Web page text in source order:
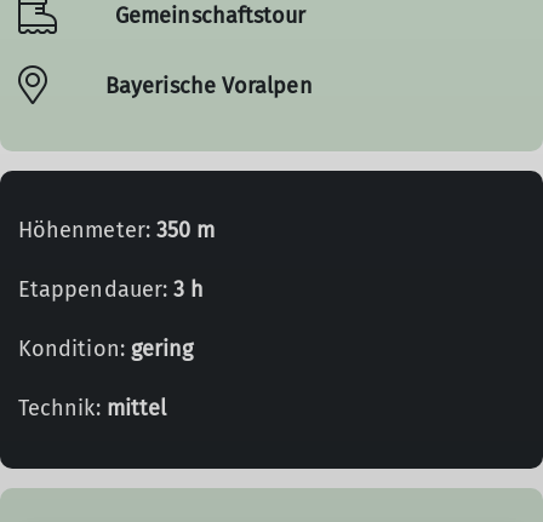
Gemeinschaftstour
Bayerische Voralpen
Höhenmeter: 350 m
Etappendauer:3 h
Kondition: gering
Technik: mittel